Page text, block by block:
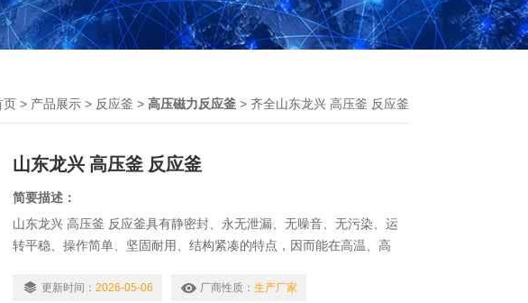
页 > 产品展示 > 反应釜 > 高压磁力反应釜 > 齐全山东龙兴 高压釜 反应釜
山东龙兴 高压釜 反应釜
简要描述：
山东龙兴 高压釜 反应釜具有静密封、永无泄漏、无噪音、无污染、运
转平稳、操作简单、坚固耐用、结构紧凑的特点，因而能在高温、高
状态中，安全的进行易燃、易爆、剧毒、氢气、氢氟酸、硫化氢等苛刻
更新时间： 2026-05-06 厂商性质： 生产厂家